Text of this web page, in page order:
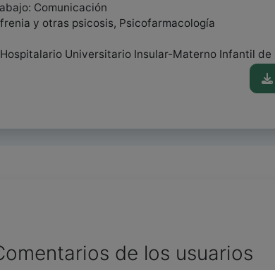
Comunicación
y otras psicosis, Psicofarmacología
Universitario Insular-Materno Infantil de
de los usuarios